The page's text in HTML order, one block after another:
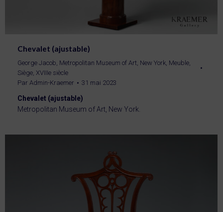
Chevalet (ajustable)
George Jacob, Metropolitan Museum of Art, New York, Meuble,
Siège, XVIIIe siècle
Par Admin-Kraemer 31 mai 2023
Chevalet (ajustable)
Metropolitan Museum of Art, New York.